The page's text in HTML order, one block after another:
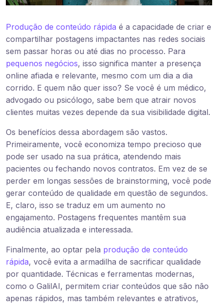
Produção de conteúdo rápida é a capacidade de criar e
compartilhar postagens impactantes nas redes sociais
sem passar horas ou até dias no processo. Para
pequenos negócios, isso significa manter a presença
online afiada e relevante, mesmo com um dia a dia
corrido. E quem não quer isso? Se você é um médico,
advogado ou psicólogo, sabe bem que atrair novos
clientes muitas vezes depende da sua visibilidade digital.
Os benefícios dessa abordagem são vastos.
Primeiramente, você economiza tempo precioso que
pode ser usado na sua prática, atendendo mais
pacientes ou fechando novos contratos. Em vez de se
perder em longas sessões de brainstorming, você pode
gerar conteúdo de qualidade em questão de segundos.
E, claro, isso se traduz em um aumento no
engajamento. Postagens frequentes mantêm sua
audiência atualizada e interessada.
Finalmente, ao optar pela produção de conteúdo
rápida, você evita a armadilha de sacrificar qualidade
por quantidade. Técnicas e ferramentas modernas,
como o GalilAI, permitem criar conteúdos que são não
apenas rápidos, mas também relevantes e atrativos,